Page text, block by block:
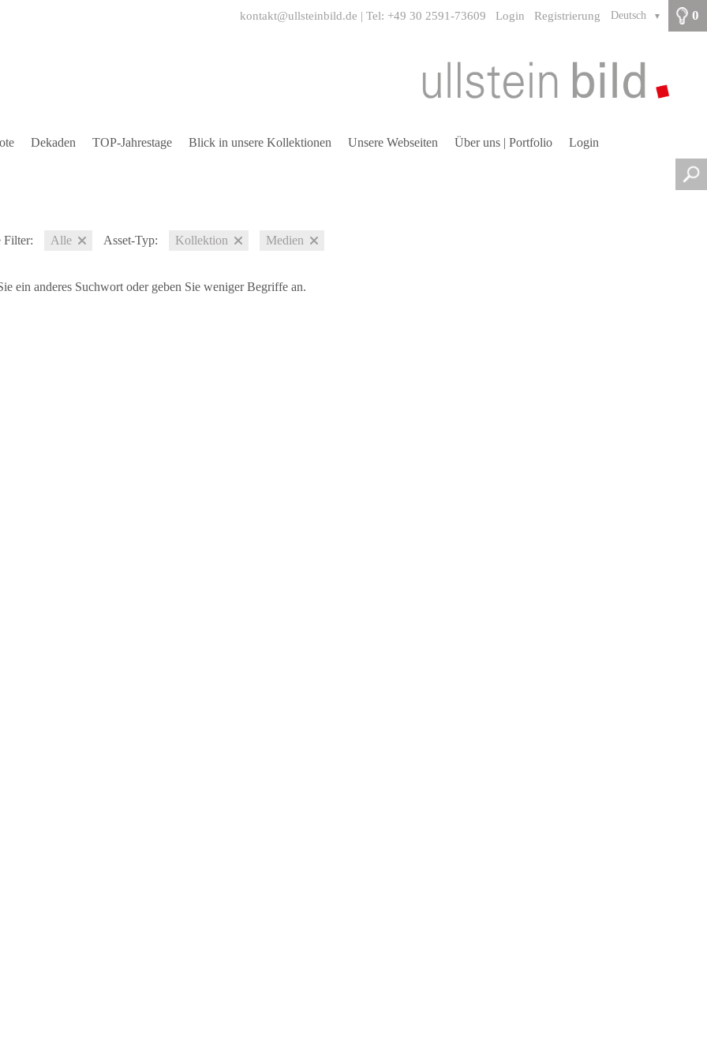
0
Deutsch ▼
kontakt@ullsteinbild.de | Tel: +49 30 2591-73609 Login Registrierung
Dekaden TOP-Jahrestage Blick in unsere Kollektionen Unsere Webseiten Über uns | Portfolio Login
Alle Asset-Typ: Kollektion Medien
ein anderes Suchwort oder geben Sie weniger Begriffe an.